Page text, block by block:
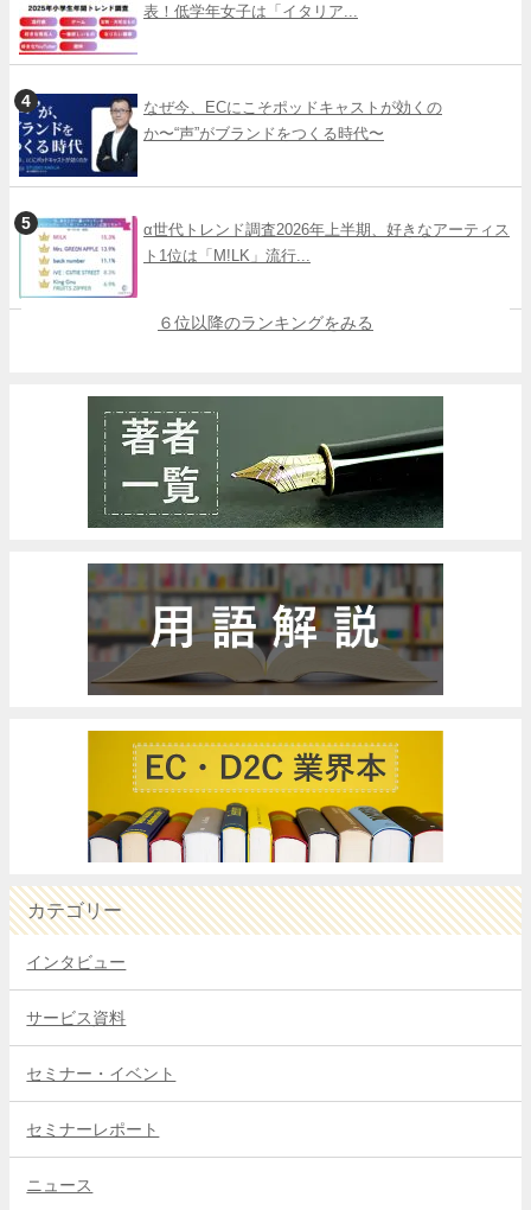
表！低学年女子は「イタリア...
なぜ今、ECにこそポッドキャストが効くの
か〜“声”がブランドをつくる時代〜
α世代トレンド調査2026年上半期、好きなアーティス
ト1位は「M!LK」流行...
６位以降のランキングをみる
カテゴリー
インタビュー
サービス資料
セミナー・イベント
セミナーレポート
ニュース